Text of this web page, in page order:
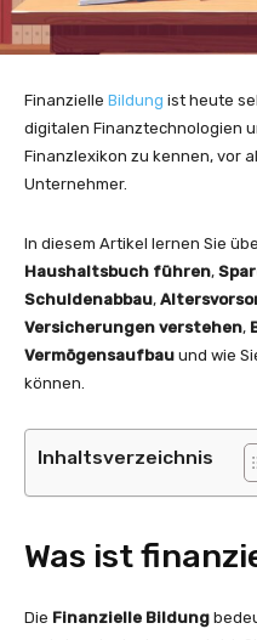
Finanzielle Bildung ist heute
digitalen Finanztechnologien
Finanzlexikon zu kennen, vor
Unternehmer.
In diesem Artikel lernen Sie
Haushaltsbuch führen,
Schuldenabbau,
Versicherungen verstehen,
Vermögensaufbau und wie
können.
Inhaltsverzeichnis
Was ist
Die Finanzielle Bildung